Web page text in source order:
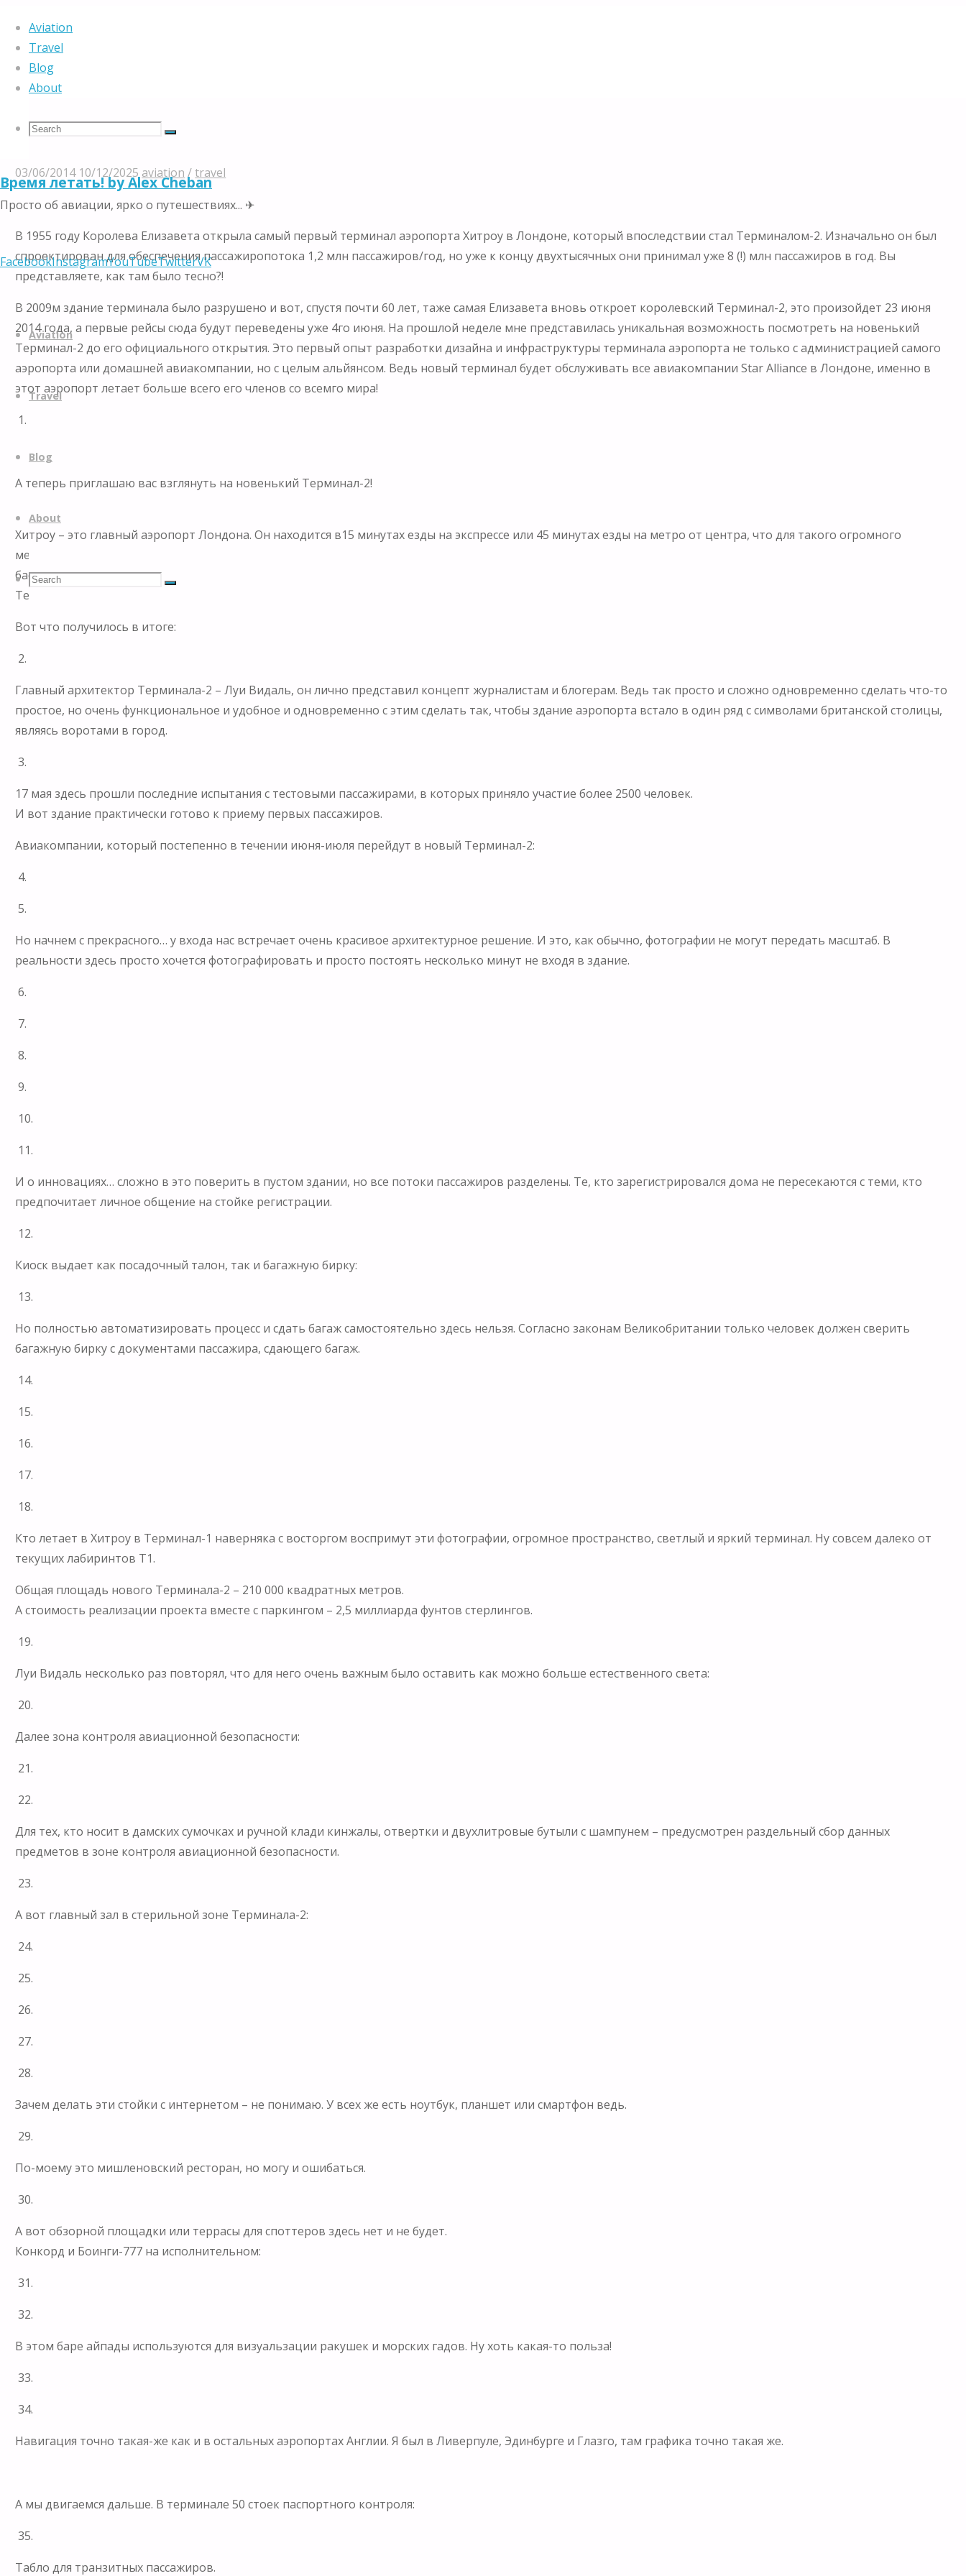
Aviation
Travel
Blog
About
Search
Search
for:
Search
Время летать! by Alex Cheban
Просто об авиации, ярко о путешествиях... ✈
FacebookInstagramYouTubeTwitterVK
Skip
content
Aviation
Travel
Blog
About
Search
Search
Search
Home
aviationХитроу 2.0. Как я опередил даже Королеву Англии.
Хитроу 2.0. Как я опередил даже Королеву Англии.
03/06/2014 10/12/2025 aviation /travel
В 1955 году Королева Елизавета открыла самый первый терминал аэропорта Хитроу в Лондоне, который впоследствии стал Терминалом-2. Изначально он был
спроектирован для обеспечения пассажиропотока 1,2 млн пассажиров/год, но уже к концу двухтысячных они принимал уже 8 (!) млн пассажиров в год. Вы
представляете, как там было тесно?!
В 2009м здание терминала было разрушено и вот, спустя почти 60 лет, таже самая Елизавета вновь откроет королевский Терминал-2, это произойдет 23 июня
2014 года, а первые рейсы сюда будут переведены уже 4го июня. На прошлой неделе мне представилась уникальная возможность посмотреть на новенький
Терминал-2 до его официального открытия. Это первый опыт разработки дизайна и инфраструктуры терминала аэропорта не только с администрацией самого
аэропорта или домашней авиакомпании, но с целым альйянсом. Ведь новый терминал будет обслуживать все авиакомпании Star Alliance в Лондоне, именно в
этот аэропорт летает больше всего его членов со всемго мира!
1.
А теперь приглашаю вас взглянуть на новенький Терминал-2!
Хитроу – это главный аэропорт Лондона. Он находится в15 минутах езды на экспрессе или 45 минутах езды на метро от центра, что для такого огромного
мегаполиса, как Лондон очень неплохо. Здесь совсем немного места и использовать нужно каждый квадратный метр, поэтому не может быть и речи о дворцах и
бассейнах, как это делают в Азии и на Ближнем Востоке. Здесь главная цель – 100%я практичность. Именно поэтому на той же самой площади, где был старый
Терминал-2 с оборотом в 8 млн пассажиров в год был спроектирован новый Терминал-2 с мощностью в 20 млн пассажиров в год!
Вот что получилось в итоге:
2.
Главный архитектор Терминала-2 – Луи Видаль, он лично представил концепт журналистам и блогерам. Ведь так просто и сложно одновременно сделать что-то
простое, но очень функциональное и удобное и одновременно с этим сделать так, чтобы здание аэропорта встало в один ряд с символами британской столицы,
являясь воротами в город.
3.
17 мая здесь прошли последние испытания с тестовыми пассажирами, в которых приняло участие более 2500 человек.
И вот здание практически готово к приему первых пассажиров.
Авиакомпании, который постепенно в течении июня-июля перейдут в новый Терминал-2:
4.
5.
Но начнем с прекрасного… у входа нас встречает очень красивое архитектурное решение. И это, как обычно, фотографии не могут передать масштаб. В
реальности здесь просто хочется фотографировать и просто постоять несколько минут не входя в здание.
6.
7.
8.
9.
10.
11.
И о инновациях… сложно в это поверить в пустом здании, но все потоки пассажиров разделены. Те, кто зарегистрировался дома не пересекаются с теми, кто
предпочитает личное общение на стойке регистрации.
12.
Киоск выдает как посадочный талон, так и багажную бирку:
13.
Но полностью автоматизировать процесс и сдать багаж самостоятельно здесь нельзя. Согласно законам Великобритании только человек должен сверить
багажную бирку с документами пассажира, сдающего багаж.
14.
15.
16.
17.
18.
Кто летает в Хитроу в Терминал-1 наверняка с восторгом воспримут эти фотографии, огромное пространство, светлый и яркий терминал. Ну совсем далеко от
текущих лабиринтов Т1.
Общая площадь нового Терминала-2 – 210 000 квадратных метров.
А стоимость реализации проекта вместе с паркингом – 2,5 миллиарда фунтов стерлингов.
19.
Луи Видаль несколько раз повторял, что для него очень важным было оставить как можно больше естественного света:
20.
Далее зона контроля авиационной безопасности:
21.
22.
Для тех, кто носит в дамских сумочках и ручной клади кинжалы, отвертки и двухлитровые бутыли с шампунем – предусмотрен раздельный сбор данных
предметов в зоне контроля авиационной безопасности.
23.
А вот главный зал в стерильной зоне Терминала-2:
24.
25.
26.
27.
28.
Зачем делать эти стойки с интернетом – не понимаю. У всех же есть ноутбук, планшет или смартфон ведь.
29.
По-моему это мишленовский ресторан, но могу и ошибаться.
30.
А вот обзорной площадки или террасы для споттеров здесь нет и не будет.
Конкорд и Боинги-777 на исполнительном:
31.
32.
В этом баре айпады используются для визуальзации ракушек и морских гадов. Ну хоть какая-то польза!
33.
34.
Навигация точно такая-же как и в остальных аэропортах Англии. Я был в Ливерпуле, Эдинбурге и Глазго, там графика точно такая же.
А мы двигаемся дальше. В терминале 50 стоек паспортного контроля:
35.
Табло для транзитных пассажиров.